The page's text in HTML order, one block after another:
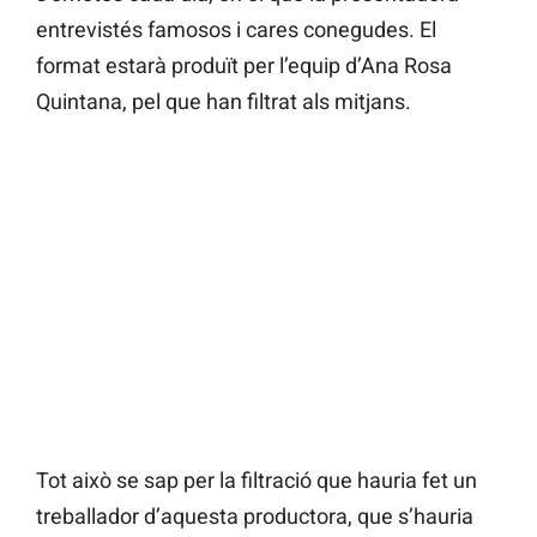
entrevistés famosos i cares conegudes. El
format estarà produït per l’equip d’Ana Rosa
Quintana, pel que han filtrat als mitjans.
Tot això se sap per la filtració que hauria fet un
treballador d’aquesta productora, que s’hauria